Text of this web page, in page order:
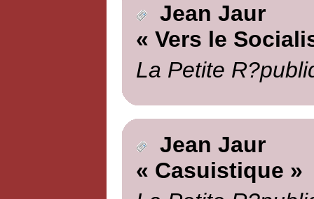
Jean Jaur
« Vers le
La Petite
Jean Jaur
« Casuistique »